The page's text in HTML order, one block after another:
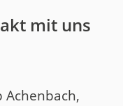
mit uns
Achenbach,